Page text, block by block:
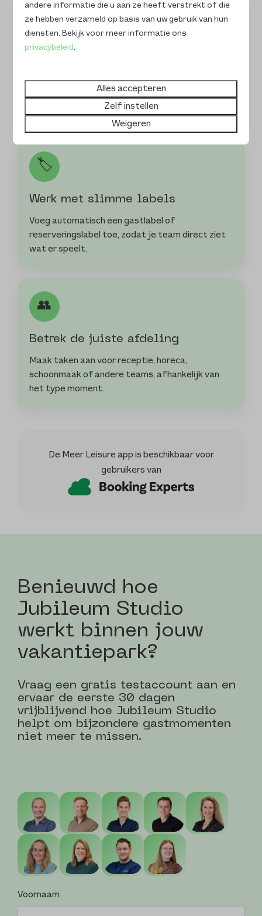
🎁
Laat automatisch een taak klaarzetten voor een
kaartje, attentie, flesje wijn of andere
🏷️
Werk met slimme labels
Voeg automatisch een gastlabel of
reserveringslabel toe, zodat je team direct ziet
wat er speelt.
👥
Betrek de juiste afdeling
Maak taken aan voor receptie, horeca,
schoonmaak of andere teams, afhankelijk van
het type moment.
De Meer Leisure app is beschikbaar voor
gebruikers van
Benieuwd hoe
Jubileum Studio
werkt binnen jouw
vakantiepark?
Vraag een gratis testaccount aan en
ervaar de eerste 30 dagen
vrijblijvend hoe Jubileum Studio
helpt om bijzondere gastmomenten
niet meer te missen.
Voornaam
andere informatie die u aan ze heeft verstrekt of die
ze hebben verzameld op basis van uw gebruik van hun
diensten. Bekijk voor meer informatie ons
privacybeleid.
Alles accepteren
Zelf instellen
Weigeren